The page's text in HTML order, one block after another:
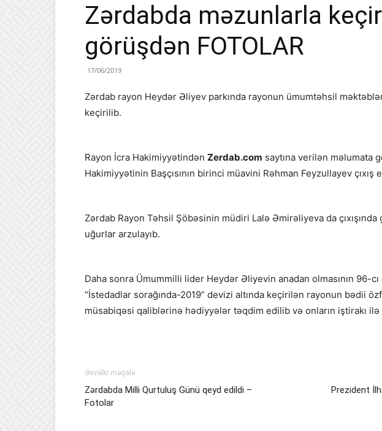
Zərdabda məzunlarla
görüşdən FOTOLAR
17/06/2019
Zərdab rayon Heydər Əliyev parkında rayonun ümumtəhsil
keçirilib.
Rayon İcra Hakimiyyətindən Zerdab.com saytına verilən məlumata
Hakimiyyətinin Başçısının birinci müavini Rəhman Feyzullayev
Zərdab Rayon Təhsil Şöbəsinin müdiri Lalə Əmirəliyeva da
uğurlar arzulayıb.
Daha sonra Ümummilli lider Heydər Əliyevin anadan olmasının 96-
“İstedadlar sorağında-2019” devizi altında keçirilən rayonun bədii
müsabiqəsi qaliblərinə hədiyyələr təqdim edilib və onların iştirakı
Əvvəlki məqalə
Zərdabda Milli Qurtuluş Günü qeyd edildi –
Fotolar
Prezident